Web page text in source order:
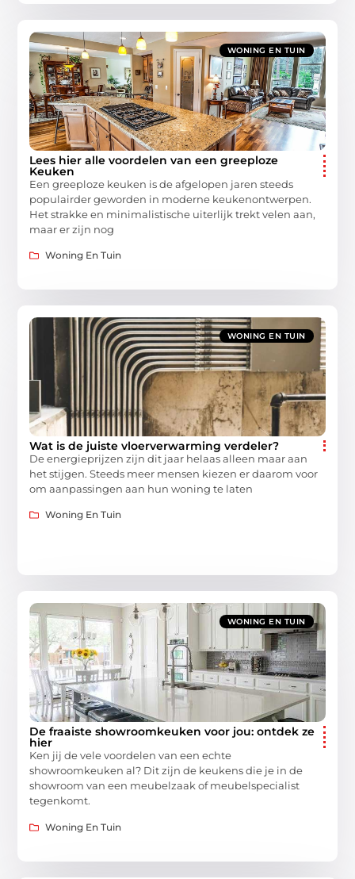
WONING EN TUIN
Lees hier alle voordelen van een greeploze
Keuken
Een greeploze keuken is de afgelopen jaren steeds
populairder geworden in moderne keukenontwerpen.
Het strakke en minimalistische uiterlijk trekt velen aan,
maar er zijn nog
Woning En Tuin
WONING EN TUIN
Wat is de juiste vloerverwarming verdeler?
De energieprijzen zijn dit jaar helaas alleen maar aan
het stijgen. Steeds meer mensen kiezen er daarom voor
om aanpassingen aan hun woning te laten
Woning En Tuin
WONING EN TUIN
De fraaiste showroomkeuken voor jou: ontdek ze
hier
Ken jij de vele voordelen van een echte
showroomkeuken al? Dit zijn de keukens die je in de
showroom van een meubelzaak of meubelspecialist
tegenkomt.
Woning En Tuin